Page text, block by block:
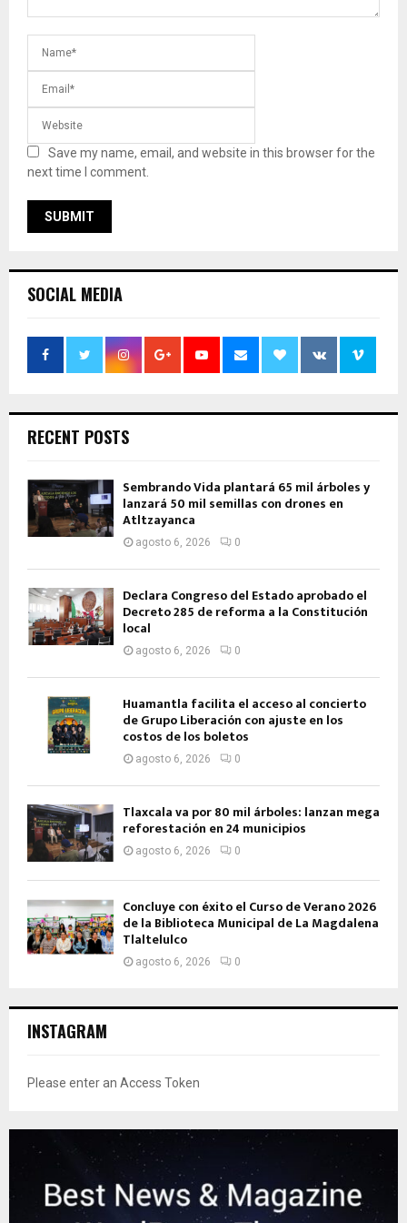
Save my name, email, and website in this browser for the
next time I comment.
SOCIAL MEDIA
RECENT POSTS
Sembrando Vida plantará 65 mil árboles y
lanzará 50 mil semillas con drones en
Atltzayanca
agosto 6, 2026 0
Declara Congreso del Estado aprobado el
Decreto 285 de reforma a la Constitución
local
agosto 6, 2026 0
Huamantla facilita el acceso al concierto
de Grupo Liberación con ajuste en los
costos de los boletos
agosto 6, 2026 0
Tlaxcala va por 80 mil árboles: lanzan mega
reforestación en 24 municipios
agosto 6, 2026 0
Concluye con éxito el Curso de Verano 2026
de la Biblioteca Municipal de La Magdalena
Tlaltelulco
agosto 6, 2026 0
INSTAGRAM
Please enter an Access Token